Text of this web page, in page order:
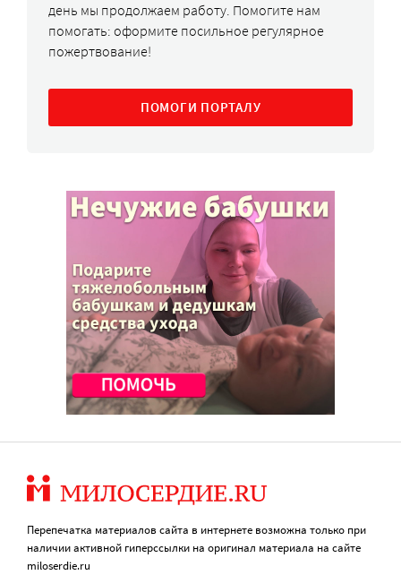
день мы продолжаем работу. Помогите нам
помогать: оформите посильное регулярное
пожертвование!
ПОМОГИ ПОРТАЛУ
Перепечатка материалов сайта в интернете возможна только при
наличии активной гиперссылки на оригинал материала на сайте
miloserdie.ru